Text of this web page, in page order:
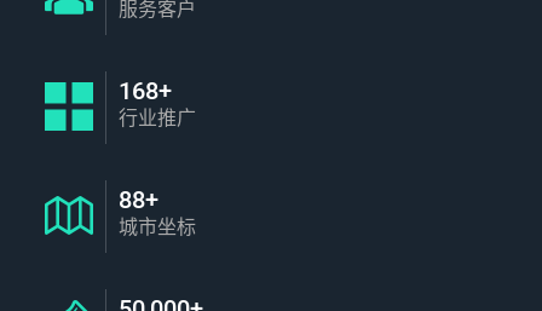
服务客户
168+
行业推广
88+
城市坐标